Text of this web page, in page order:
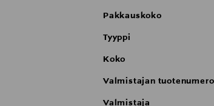
Pakkauskoko
Tyyppi
Koko
Valmistajan tuotenumero
Valmistaja